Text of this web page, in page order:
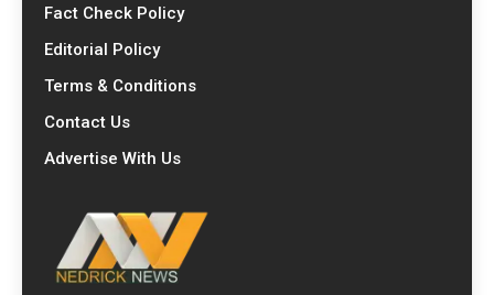
Fact Check Policy
Editorial Policy
Terms & Conditions
Contact Us
Advertise With Us